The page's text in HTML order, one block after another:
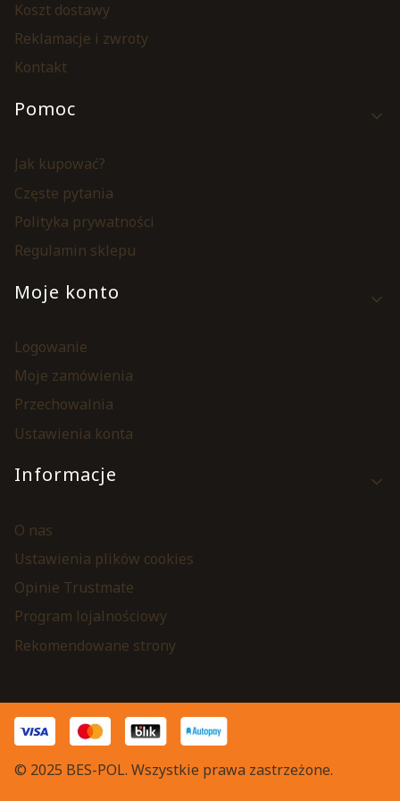
Koszt dostawy
Reklamacje i zwroty
Kontakt
Pomoc
Jak kupować?
Częste pytania
Polityka prywatności
Regulamin sklepu
Moje konto
Logowanie
Moje zamówienia
Przechowalnia
Ustawienia konta
Informacje
O nas
Ustawienia plików cookies
Opinie Trustmate
Program lojalnościowy
Rekomendowane strony
© 2025 BES-POL. Wszystkie prawa zastrzeżone.